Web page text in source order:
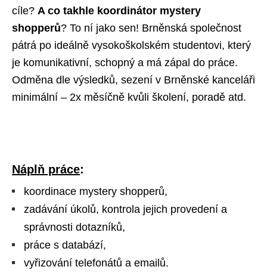
cíle? A co takhle koordinátor mystery
shopperů? To ní jako sen! Brněnská společnost
pátrá po ideálně vysokoškolském studentovi, který
je komunikativní, schopný a má zápal do práce.
Odměna dle výsledků, sezení v Brněnské kanceláři
minimální – 2x měsíčně kvůli školení, poradě atd.
Náplň práce:
koordinace mystery shopperů,
zadávání úkolů, kontrola jejich provedení a
správnosti dotazníků,
práce s databází,
vyřizování telefonátů a emailů.